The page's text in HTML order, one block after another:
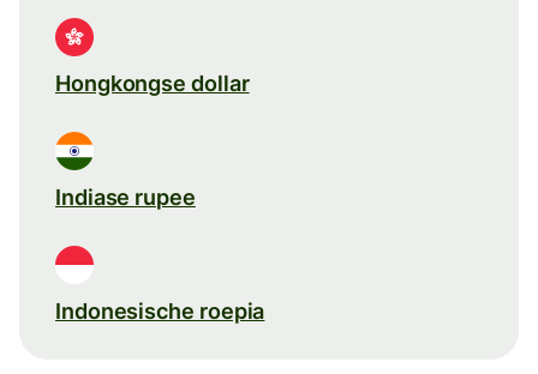
Hongkongse dollar
Indiase rupee
Indonesische roepia